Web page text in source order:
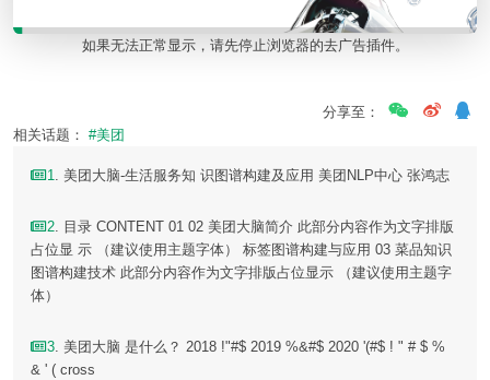
如果无法正常显示，请先停止浏览器的去广告插件。
分享至：
相关话题： #美团
1. 美团大脑-生活服务知 识图谱构建及应用 美团NLP中心 张鸿志
2. 目录 CONTENT 01 02 美团大脑简介 此部分内容作为文字排版
占位显 示 （建议使用主题字体） 标签图谱构建与应用 03 菜品知识
图谱构建技术 此部分内容作为文字排版占位显示 （建议使用主题字
体）
3. 美团大脑 是什么？ 2018 !"#$ 2019 %&#$ 2020 '(#$ ! " # $ %
& ' ( cross